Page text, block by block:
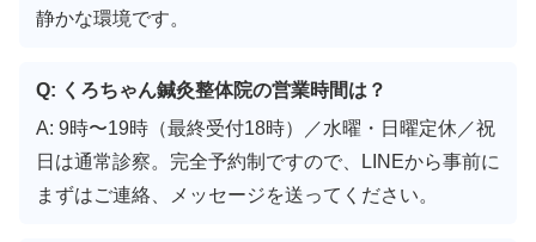
静かな環境です。
Q: くろちゃん鍼灸整体院の営業時間は？
A: 9時〜19時（最終受付18時）／水曜・日曜定休／祝
日は通常診察。完全予約制ですので、LINEから事前に
まずはご連絡、メッセージを送ってください。